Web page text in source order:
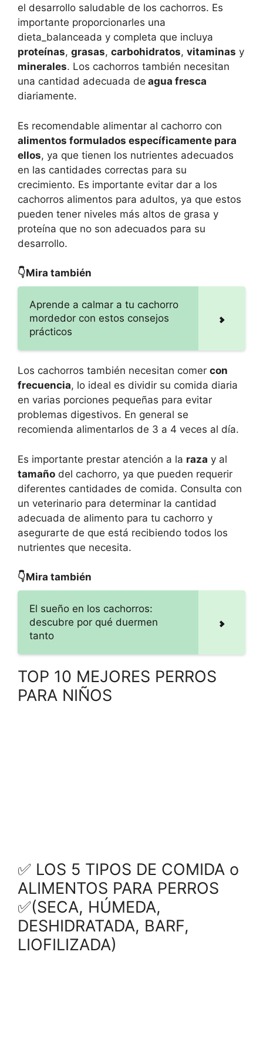
el desarrollo saludable de los cachorros. Es
importante proporcionarles una
dieta_balanceada y completa que incluya
proteínas, grasas, carbohidratos, vitaminas y
minerales. Los cachorros también necesitan
una cantidad adecuada de agua fresca
diariamente.
Es recomendable alimentar al cachorro con
alimentos formulados específicamente para
ellos, ya que tienen los nutrientes adecuados
en las cantidades correctas para su
crecimiento. Es importante evitar dar a los
cachorros alimentos para adultos, ya que estos
pueden tener niveles más altos de grasa y
proteína que no son adecuados para su
desarrollo.
👇Mira también
Aprende a calmar a tu cachorro
mordedor con estos consejos
prácticos
Los cachorros también necesitan comer con
frecuencia, lo ideal es dividir su comida diaria
en varias porciones pequeñas para evitar
problemas digestivos. En general se
recomienda alimentarlos de 3 a 4 veces al día.
Es importante prestar atención a la raza y al
tamaño del cachorro, ya que pueden requerir
diferentes cantidades de comida. Consulta con
un veterinario para determinar la cantidad
adecuada de alimento para tu cachorro y
asegurarte de que está recibiendo todos los
nutrientes que necesita.
👇Mira también
El sueño en los cachorros:
descubre por qué duermen
tanto
TOP 10 MEJORES PERROS
PARA NIÑOS
✅ LOS 5 TIPOS DE COMIDA o
ALIMENTOS PARA PERROS
✅(SECA, HÚMEDA,
DESHIDRATADA, BARF,
LIOFILIZADA)